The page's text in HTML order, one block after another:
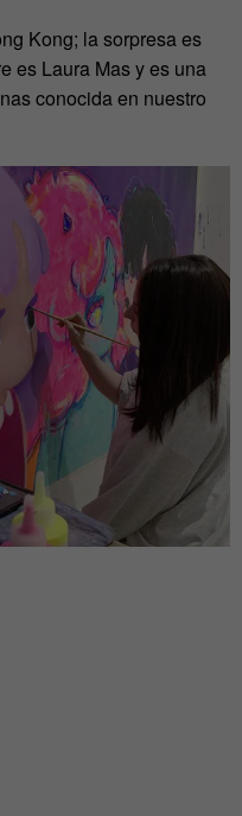
Kong; la sorpresa es
es Laura Mas y es una
conocida en nuestro